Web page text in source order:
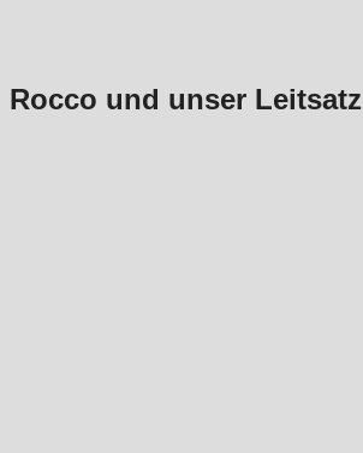
Rocco und unser Leitsatz